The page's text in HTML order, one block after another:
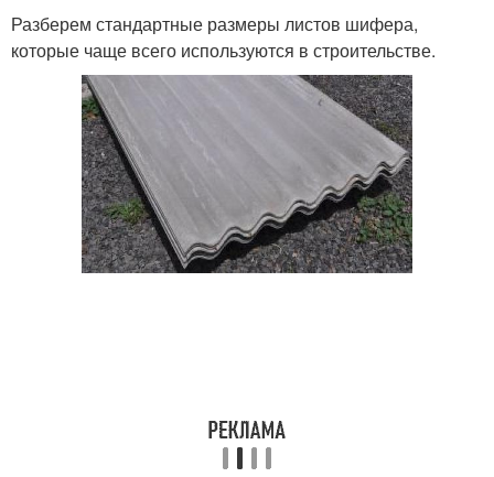
Разберем стандартные размеры листов шифера,
которые чаще всего используются в строительстве.